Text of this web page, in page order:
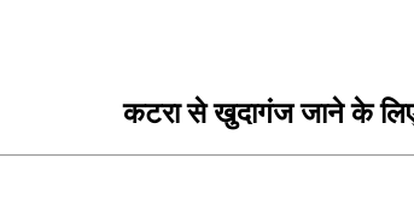
कटरा से खुदागंज जाने के